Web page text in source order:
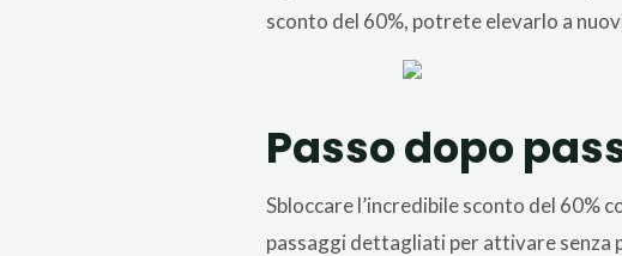
sconto del 60%, potrete elevarlo a
Passo dopo
Sbloccare l’incredibile sconto del 60%
passaggi dettagliati per attivare senza